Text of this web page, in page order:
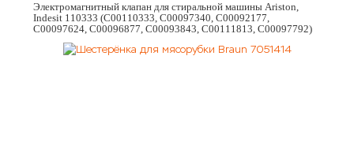
Электромагнитный клапан для стиральной машины Ariston,
Indesit 110333 (C00110333, C00097340, C00092177,
C00097624, C00096877, C00093843, C00111813, C00097792)